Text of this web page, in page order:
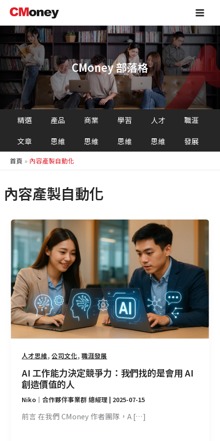
主
容
Main
CMoney 部落格
精選
文章
產品
思維
商業
思維
學習
思維
人才
思維
職涯
發展
首頁 內容產製自動化
內容產製自動化
人才思維,公司文化,職涯發展
AI 工作能力決定競爭力：我們找的是會用 AI
創造價值的人
Niko｜合作夥伴事業群 總經理 | 2025-07-15
前言 在我們 CMoney 作者團隊，A […]
AI
工
力
決
定
競
爭
力：
們
的
是
會
用